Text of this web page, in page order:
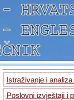
Istraživanje i
Poslovni izvještaji i